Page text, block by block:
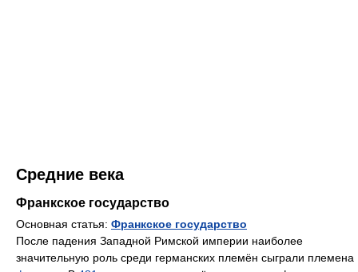
Средние века
Франкское государство
Основная статья: Франкское государство
После падения Западной Римской империи наиболее
значительную роль среди германских племён сыграли племена